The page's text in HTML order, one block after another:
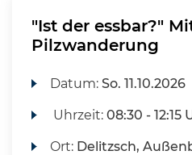
"Ist der essbar?"
Pilzwanderung
Datum:So. 11.10.2026
Uhrzeit:08:30 - 12:15
Ort: Delitzsch,